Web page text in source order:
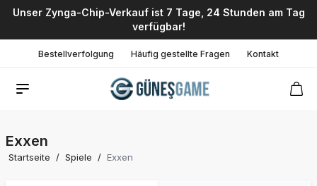
Unser Zynga-Chip-Verkauf ist 7 Tage, 24 Stunden am Tag
verfügbar!
Bestellverfolgung Häufig gestellte Fragen Kontakt
Exxen
Startseite / Spiele / Exxen